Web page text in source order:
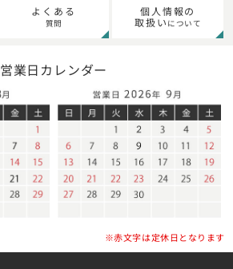
よくある
質問
個人情報の
取扱い について
営業日カレンダー
※赤文字は定休日となります